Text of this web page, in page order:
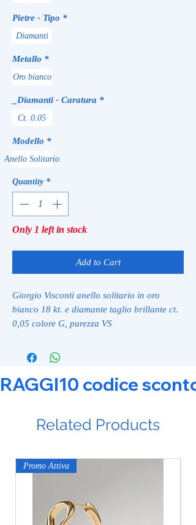
Pietre - Tipo *
Diamanti
Metallo *
Oro bianco
_Diamanti - Caratura *
Ct. 0.05
Modello *
Anello Solitario
Quantity *
Only 1 left in stock
Add to Cart
Giorgio Visconti anello solitario in oro
bianco 18 kt. e diamante taglio brillante ct.
0,05 colore G, purezza VS
RAGGI10 codice
Related Products
Promo Attiva